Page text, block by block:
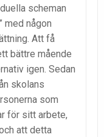
scheman
med någon
Att få
bättre mående
igen. Sedan
skolans
som
för sitt arbete,
att detta